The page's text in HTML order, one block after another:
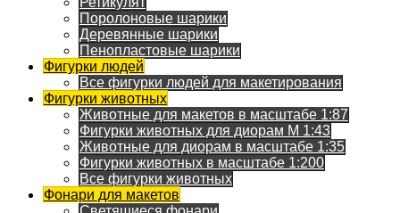
Поролоновые шарики
Деревянные шарики
Пенопластовые шарики
Фигурки людей
Все фигурки людей для макетирования
Фигурки животных
Животные для макетов в масштабе 1:87
Фигурки животных для диорам М 1:43
Животные для диорам в масштабе 1:35
Фигурки животных в масштабе 1:200
Все фигурки животных
Фонари для макетов